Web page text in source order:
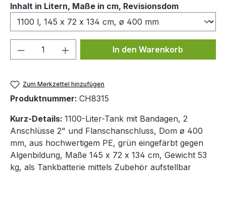
Inhalt in Litern, Maße in cm, Revisionsdomauswählen
Produkt Anzahl: Gib denIn den Warenkorb
Zum Merkzettel hinzufügen
Produktnummer: CH8315
Kurz-Details: 1100-Liter-Tank mit Bandagen, 2
Anschlüsse 2" und Flanschanschluss, Dom ø 400
mm, aus hochwertigem PE, grün eingefärbt gegen
Algenbildung, Maße 145 x 72 x 134 cm, Gewicht 53
kg, als Tankbatterie mittels Zubehör aufstellbar